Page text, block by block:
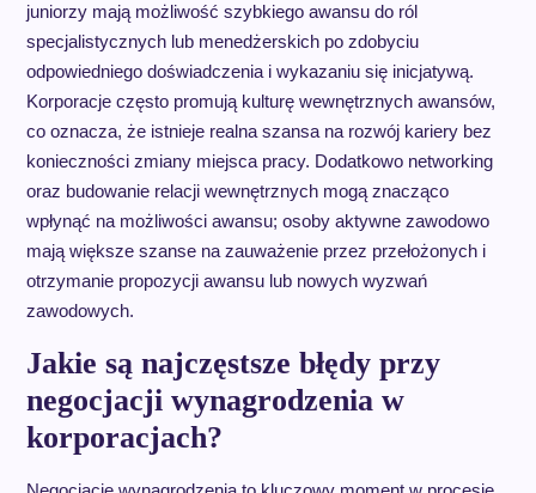
juniorzy mają możliwość szybkiego awansu do ról
specjalistycznych lub menedżerskich po zdobyciu
odpowiedniego doświadczenia i wykazaniu się inicjatywą.
Korporacje często promują kulturę wewnętrznych awansów,
co oznacza, że istnieje realna szansa na rozwój kariery bez
konieczności zmiany miejsca pracy. Dodatkowo networking
oraz budowanie relacji wewnętrznych mogą znacząco
wpłynąć na możliwości awansu; osoby aktywne zawodowo
mają większe szanse na zauważenie przez przełożonych i
otrzymanie propozycji awansu lub nowych wyzwań
zawodowych.
Jakie są najczęstsze błędy przy
negocjacji wynagrodzenia w
korporacjach?